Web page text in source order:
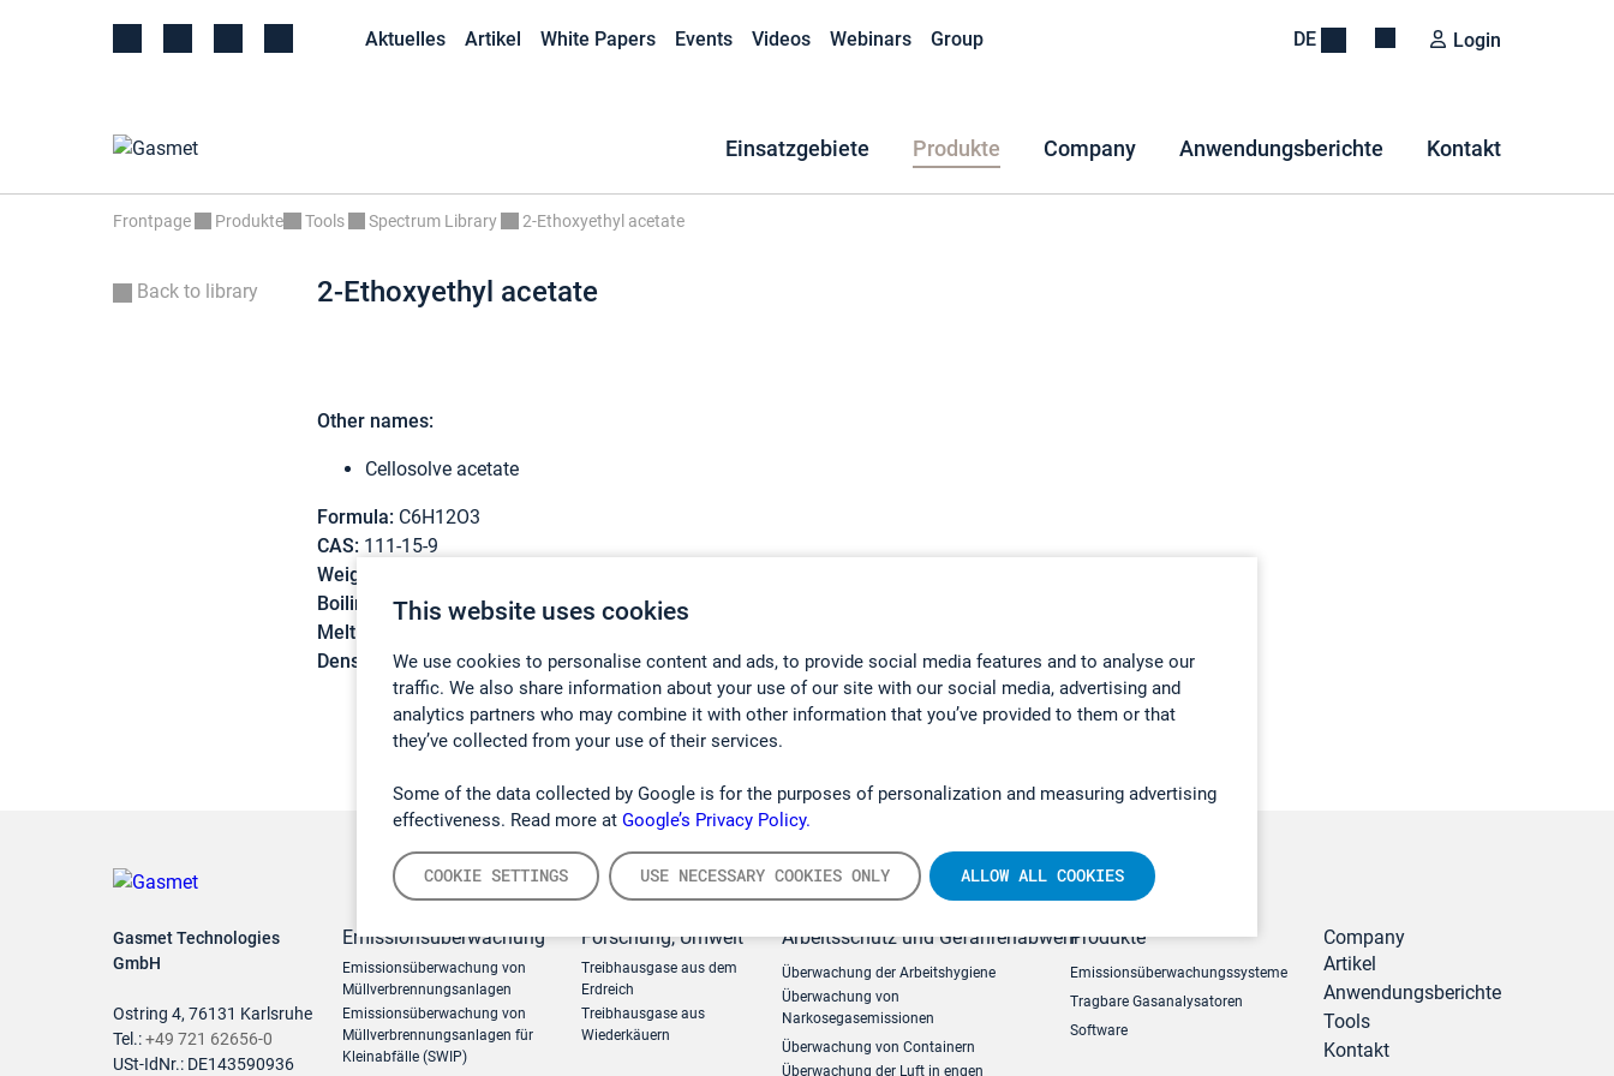
This website uses cookies
We use cookies to personalise content and ads, to provide social media features and to analyse our
traffic. We also share information about your use of our site with our social media, advertising and
analytics partners who may combine it with other information that you’ve provided to them or that
they’ve collected from your use of their services.
Some of the data collected by Google is for the purposes of personalization and measuring advertising
effectiveness. Read more at Google’s Privacy Policy.
COOKIE SETTINGS USE NECESSARY COOKIES ONLY ALLOW ALL COOKIES
Aktuelles Artikel White Papers Events Videos Webinars Group DE Login
Einsatzgebiete Produkte Company Anwendungsberichte Kontakt
Frontpage Produkte Tools Spectrum Library 2-Ethoxyethyl acetate
Back to library 2-Ethoxyethyl acetate
Other names:
Cellosolve acetate
Formula: C6H12O3
CAS: 111-15-9
Weight:
Boiling point:156,4 °C
Melting point:
Density:
0,975 g/cm3
Gasmet Technologies
GmbH
Ostring 4, 76131 Karlsruhe
Tel.:+49 721 62656-0
USt-IdNr.: DE143590936
Emissionsüberwachung
Emissionsüberwachung von
Müllverbrennungsanlagen
Emissionsüberwachung von
Müllverbrennungsanlagen für
Kleinabfälle (SWIP)
Forschung, Umwelt
Treibhausgase aus dem
Erdreich
Treibhausgase aus
Wiederkäuern
Arbeitsschutz und Gefahrenabwehr
Überwachung der Arbeitshygiene
Überwachung von
Narkosegasemissionen
Überwachung von Containern
Überwachung der Luft in engen
Produkte
Emissionsüberwachungssysteme
Tragbare Gasanalysatoren
Software
Company
Artikel
Anwendungsberichte
Tools
Kontakt